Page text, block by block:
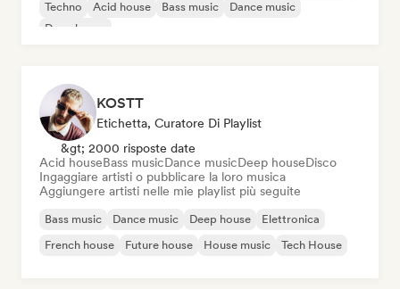
Techno
Acid house Bass music
Dance music
Deep house
KOSTT
Etichetta, Curatore Di Playlist
&gt; 2000 risposte date
Acid houseBass musicDance musicDeep houseDisco
Ingaggiare artisti o pubblicare la loro musica
Aggiungere artisti nelle mie playlist più seguite
Bass music Dance music Deep house
Elettronica
French house
Future house House music Tech House